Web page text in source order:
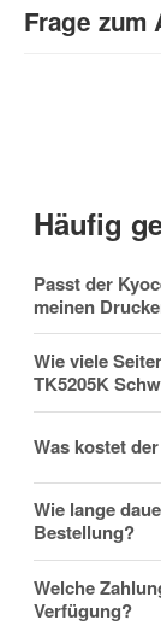
Sie Anderen bei
Frage zum
Nachname
Firma
Häufig
Passt der
meinen
Wie viele
TK5205K
Was kostet
Wie lange
Bestellung?
Welche
Verfügung?